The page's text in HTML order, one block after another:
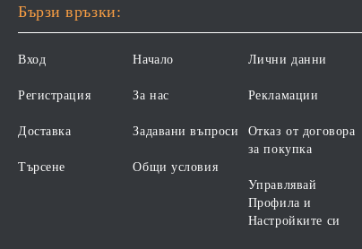
ГЛУТЕН. ПРОИЗВОДСТВО
Бързи връзки:
Вход
Регистрация
Доставка
Търсене
Начало
За нас
Задавани въпроси
Общи условия
Лични данни
Рекламации
Отказ от договора
за покупка
Управлявай
Профила и
Настройките си